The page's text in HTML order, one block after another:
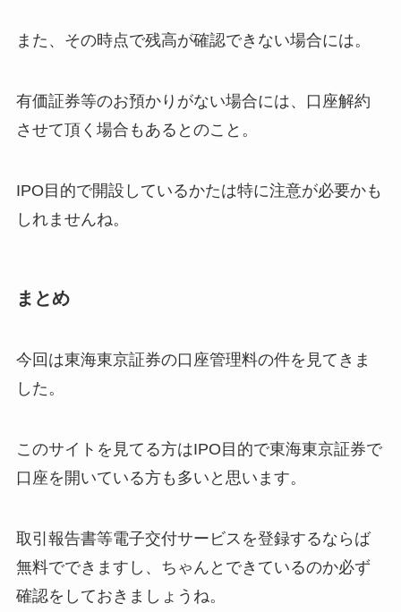
また、その時点で残高が確認できない場合には。
有価証券等のお預かりがない場合には、口座解約
させて頂く場合もあるとのこと。
IPO目的で開設しているかたは特に注意が必要かも
しれませんね。
まとめ
今回は東海東京証券の口座管理料の件を見てきま
した。
このサイトを見てる方はIPO目的で東海東京証券で
口座を開いている方も多いと思います。
取引報告書等電子交付サービスを登録するならば
無料でできますし、ちゃんとできているのか必ず
確認をしておきましょうね。